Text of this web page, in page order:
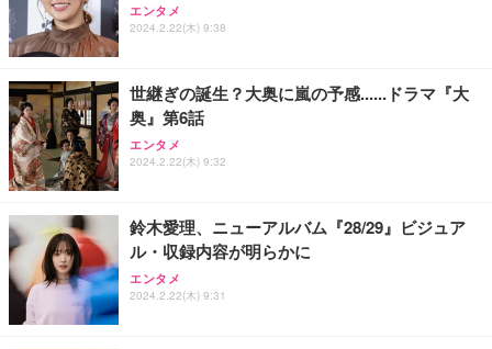
エンタメ
2024.2.22(木) 9:38
世継ぎの誕生？大奥に嵐の予感......ドラマ『大
奥』第6話
エンタメ
2024.2.22(木) 9:32
鈴木愛理、ニューアルバム『28/29』ビジュア
ル・収録内容が明らかに
エンタメ
2024.2.22(木) 9:31